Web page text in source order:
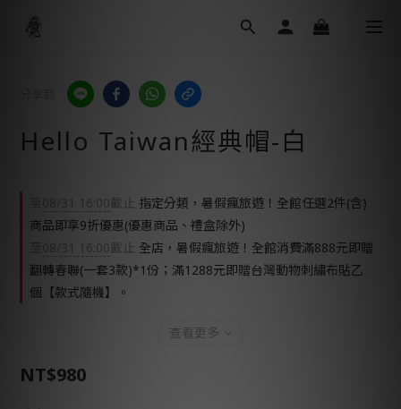
Hello Taiwan經典帽-白
08/31 16:00截止 指定分類，暑假瘋旅遊！全館任選2件(含)
商品即享9折優惠(優惠商品、禮盒除外)
08/31 16:00截止 全店，暑假瘋旅遊！全館消費滿888元即贈
翻轉春聯(一套3款)*1份；滿1288元即贈台灣動物刺繡布貼乙
個【款式隨機】。
查看更多
NT$980